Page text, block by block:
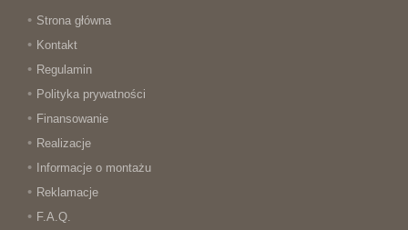
Strona główna
Kontakt
Regulamin
Polityka prywatności
Finansowanie
Realizacje
Informacje o montażu
Reklamacje
F.A.Q.